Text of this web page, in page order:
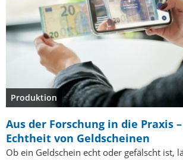
Produktion
Aus der Forschung in die Praxis
Echtheit von Geldscheinen
Ob ein Geldschein echt oder gefälscht ist,